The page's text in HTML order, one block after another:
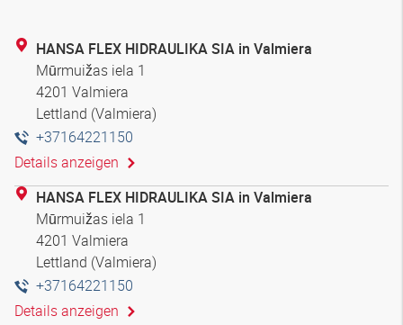
HANSA FLEX HIDRAULIKA SIA in Valmiera
Mūrmuižas iela 1
4201 Valmiera
Lettland (Valmiera)
+37164221150
Details anzeigen
HANSA FLEX HIDRAULIKA SIA in Valmiera
Mūrmuižas iela 1
4201 Valmiera
Lettland (Valmiera)
+37164221150
Details anzeigen